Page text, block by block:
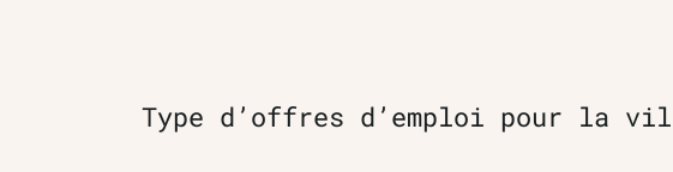
Type d’offres d’emploi pour la